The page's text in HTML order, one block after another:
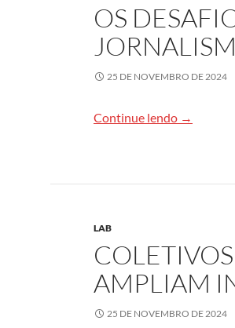
OS
25 DE NOVEMBRO DE 2024
Continue lendo Os
→
LAB
AMPLIAM
25 DE NOVEMBRO DE 2024